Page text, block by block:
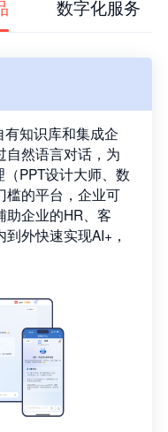
数字化服务
知识库和集成企
自然语言对话，为
PPT设计大师、数
槛的平台，企业可
助企业的HR、客
外快速实现AI+，